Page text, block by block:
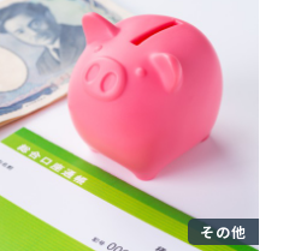
その他